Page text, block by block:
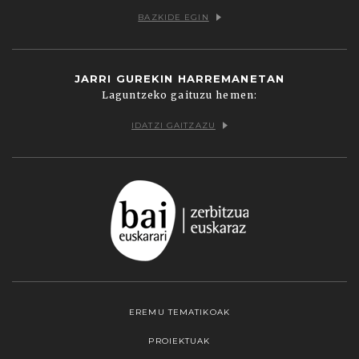
BAZKIDE EGIN
JARRI GUREKIN HARREMANETAN
Laguntzeko gaituzu hemen:
IDATZI GAITZAZU
EREMU TEMATIKOAK
PROIEKTUAK